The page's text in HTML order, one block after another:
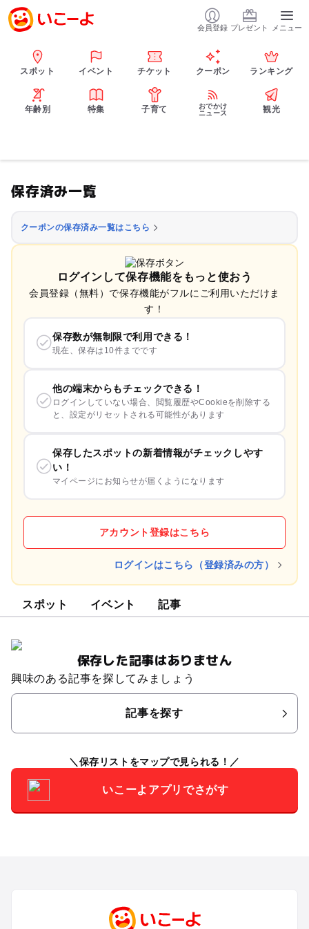
会員登録 プレゼント メニュー
スポット イベント チケット クーポン ランキング
年齢別 特集 子育て
おでかけ
ニュース
観光
保存済み一覧
クーポンの保存済み一覧はこちら
ログインして保存機能をもっと使おう
会員登録（無料）で保存機能がフルにご利用いただけま
す！
保存数が無制限で利用できる！
現在、保存は10件までです
他の端末からもチェックできる！
ログインしていない場合、閲覧履歴やCookieを削除する
と、設定がリセットされる可能性があります
保存したスポットの新着情報がチェックしやす
い！
マイページにお知らせが届くようになります
アカウント登録はこちら
ログインはこちら（登録済みの方）
スポット イベント 記事
保存した記事はありません
興味のある記事を探してみましょう
記事を探す
保存リストをマップで見られる！
いこーよアプリでさがす